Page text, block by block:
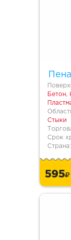
Бетон,
Стыки
Срок
Страна:
595